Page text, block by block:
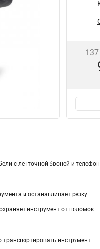
с ленточной броней и
и останавливает резку
инструмент от поломок
транспортировать инструмент